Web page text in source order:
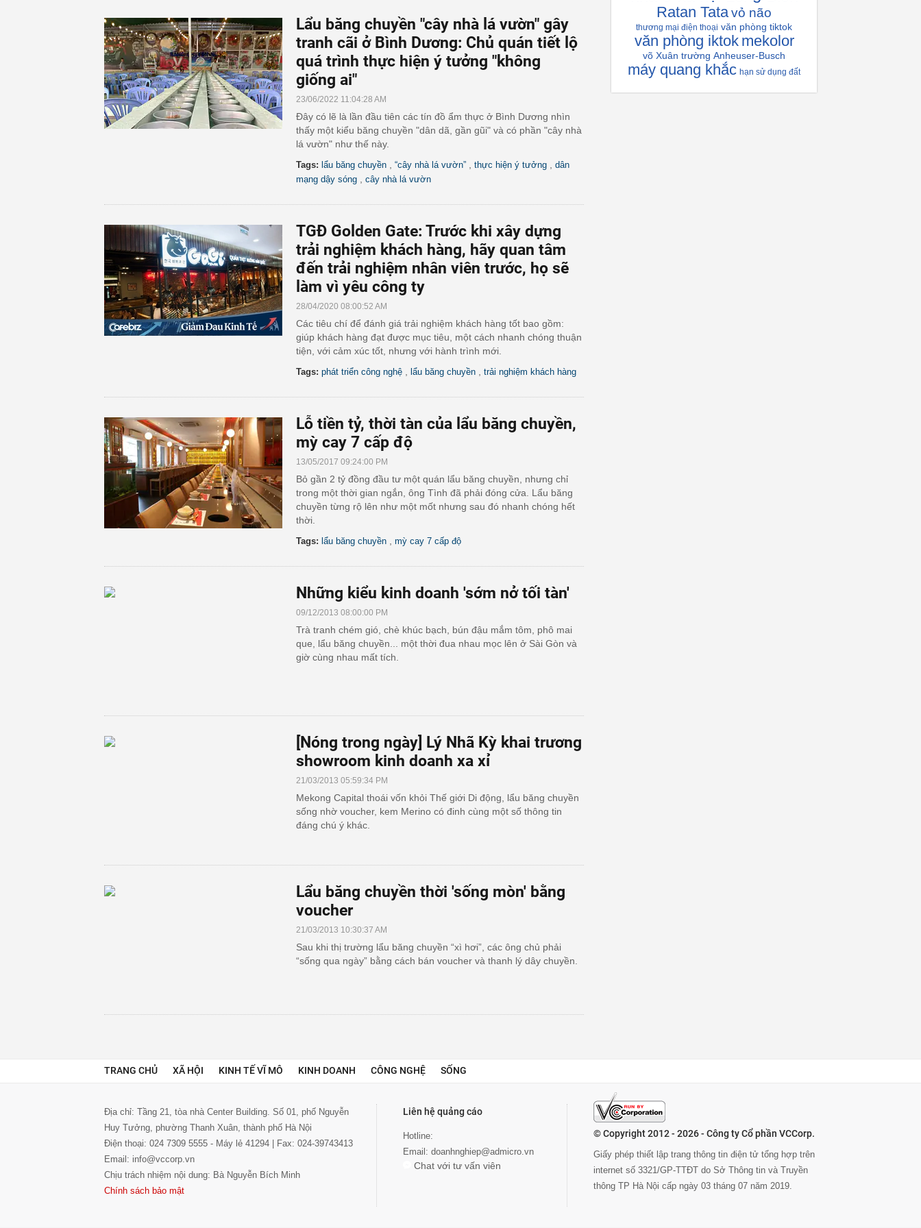
Lẩu băng chuyền "cây nhà lá vườn" gây
tranh cãi ở Bình Dương: Chủ quán tiết lộ
quá trình thực hiện ý tưởng "không
giống ai"
23/06/2022 11:04:28 AM
Đây có lẽ là lần đầu tiên các tín đồ ẩm thực ở Bình Dương nhìn
thấy một kiểu băng chuyền "dân dã, gần gũi" và có phần "cây nhà
lá vườn" như thế này.
Tags: lẩu băng chuyền “cây nhà lá vườn” thực hiện ý tưởng
dân
mạng dậy sóng
cây nhà lá vườn
TGĐ Golden Gate: Trước khi xây dựng
trải nghiệm khách hàng, hãy quan tâm
đến trải nghiệm nhân viên trước, họ sẽ
làm vì yêu công ty
28/04/2020 08:00:52 AM
Các tiêu chí để đánh giá trải nghiệm khách hàng tốt bao gồm:
giúp khách hàng đạt được mục tiêu, một cách nhanh chóng thuận
tiện, với cảm xúc tốt, nhưng với hành trình mới.
Tags: phát triển công nghệ lẩu băng chuyền trải nghiệm khách hàng
Lỗ tiền tỷ, thời tàn của lẩu băng chuyền,
mỳ cay 7 cấp độ
13/05/2017 09:24:00 PM
Bỏ gần 2 tỷ đồng đầu tư một quán lẩu băng chuyền, nhưng chỉ
trong một thời gian ngắn, ông Tình đã phải đóng cửa. Lẩu băng
chuyền từng rộ lên như một mốt nhưng sau đó nhanh chóng hết
thời.
Tags: lẩu băng chuyền mỳ cay 7 cấp độ
Những kiểu kinh doanh 'sớm nở tối tàn'
09/12/2013 08:00:00 PM
Trà tranh chém gió, chè khúc bạch, bún đậu mắm tôm, phô mai
que, lẩu băng chuyền... một thời đua nhau mọc lên ở Sài Gòn và
giờ cùng nhau mất tích.
[Nóng trong ngày] Lý Nhã Kỳ khai trương
showroom kinh doanh xa xỉ
21/03/2013 05:59:34 PM
Mekong Capital thoái vốn khỏi Thế giới Di động, lẩu băng chuyền
sống nhờ voucher, kem Merino có đinh cùng một số thông tin
đáng chú ý khác.
Lẩu băng chuyền thời 'sống mòn' bằng
voucher
21/03/2013 10:30:37 AM
Sau khi thị trường lẩu băng chuyền “xì hơi”, các ông chủ phải
“sống qua ngày” bằng cách bán voucher và thanh lý dây chuyền.
Ratan Tatavỏ não
thương mại điện thoại văn phòng tiktok
văn phòng iktok mekolor
võ Xuân trường Anheuser-Busch
máy quang khắc hạn sử dụng đất
TRANG CHỦ XÃ HỘI KINH TẾ VĨ MÔ KINH DOANH CÔNG NGHỆ SỐNG
Địa chỉ: Tầng 21, tòa nhà Center Building. Số 01, phố Nguyễn
Huy Tưởng, phường Thanh Xuân, thành phố Hà Nội
Điện thoại: 024 7309 5555 - Máy lẻ 41294 | Fax: 024-39743413
Email: info@vccorp.vn
Chịu trách nhiệm nội dung: Bà Nguyễn Bích Minh
Chính sách bảo mật
Liên hệ quảng cáo
Hotline:
Email: doanhnghiep@admicro.vn
Chat với tư vấn viên
© Copyright 2012 - 2026 - Công ty Cổ phần VCCorp.
Giấy phép thiết lập trang thông tin điện tử tổng hợp trên
internet số 3321/GP-TTĐT do Sở Thông tin và Truyền
thông TP Hà Nội cấp ngày 03 tháng 07 năm 2019.